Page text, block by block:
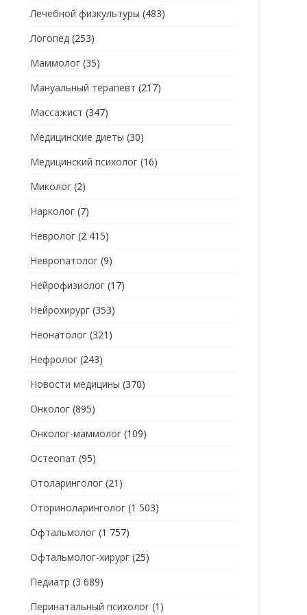
Лечебной физкультуры (483)
Логопед (253)
Маммолог (35)
Мануальный терапевт (217)
Массажист (347)
Медицинские диеты (30)
Медицинский психолог (16)
Миколог (2)
Нарколог (7)
Невролог (2 415)
Невропатолог (9)
Нейрофизиолог (17)
Нейрохирург (353)
Неонатолог (321)
Нефролог (243)
Новости медицины (370)
Онколог (895)
Онколог-маммолог (109)
Остеопат (95)
Отоларинголог (21)
Оториноларинголог (1 503)
Офтальмолог (1 757)
Офтальмолог-хирург (25)
Педиатр (3 689)
Перинатальный психолог (1)